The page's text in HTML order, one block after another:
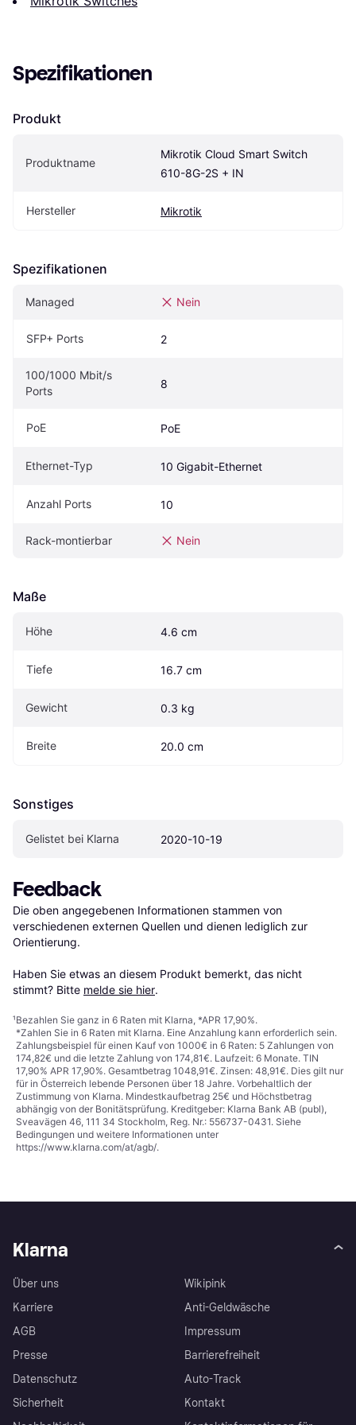
Spezifikationen
Produkt
Produktname
Mikrotik Cloud Smart Switch
610-8G-2S + IN
Hersteller Mikrotik
Spezifikationen
Managed Nein
SFP+ Ports 2
100/1000 Mbit/s
Ports
8
PoE PoE
Ethernet-Typ 10 Gigabit-Ethernet
Anzahl Ports 10
Rack-montierbar Nein
Maße
Höhe 4.6 cm
Tiefe 16.7 cm
Gewicht 0.3 kg
Breite 20.0 cm
Sonstiges
Gelistet bei Klarna 2020-10-19
Feedback
Die oben angegebenen Informationen stammen von
verschiedenen externen Quellen und dienen lediglich zur
Orientierung.
Haben Sie etwas an diesem Produkt bemerkt, das nicht
stimmt? Bitte melde sie hier.
¹Bezahlen Sie ganz in 6 Raten mit Klarna, *APR 17,90%.
*Zahlen Sie in 6 Raten mit Klarna. Eine Anzahlung kann erforderlich sein.
Zahlungsbeispiel für einen Kauf von 1000€ in 6 Raten: 5 Zahlungen von
174,82€ und die letzte Zahlung von 174,81€. Laufzeit: 6 Monate. TIN
17,90% APR 17,90%. Gesamtbetrag 1048,91€. Zinsen: 48,91€. Dies gilt nur
für in Österreich lebende Personen über 18 Jahre. Vorbehaltlich der
Zustimmung von Klarna. Mindestkaufbetrag 25€ und Höchstbetrag
abhängig von der Bonitätsprüfung. Kreditgeber: Klarna Bank AB (publ),
Sveavägen 46, 111 34 Stockholm, Reg. Nr.: 556737-0431. Siehe
Bedingungen und weitere Informationen unter
https://www.klarna.com/at/agb/.
Klarna
Über uns
Karriere
AGB
Presse
Datenschutz
Sicherheit
Wikipink
Anti-Geldwäsche
Impressum
Barrierefreiheit
Auto-Track
Kontakt